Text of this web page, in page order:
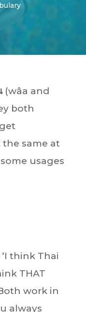
(wâa and
both
same at
usages
think Thai
THAT
work in
always